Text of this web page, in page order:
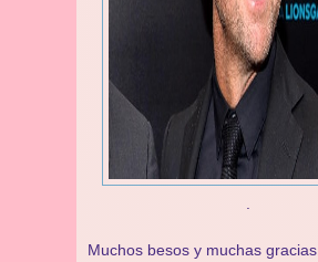
Muchos besos y muchas gracias.